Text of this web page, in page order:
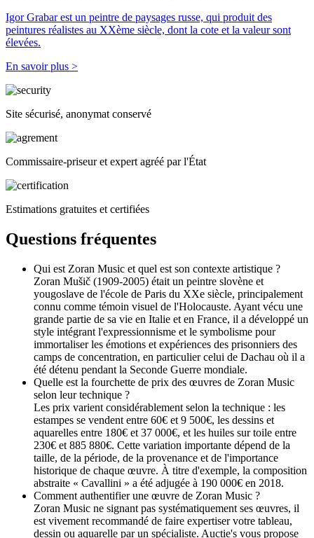
Igor Grabar est un peintre de paysages russe, qui produit des
peintures réalistes au XXème siècle, dont la cote et la valeur sont
élevées.
En savoir plus >
Site sécurisé, anonymat conservé
Commissaire-priseur et expert agréé par l'État
Estimations gratuites et certifiées
Questions fréquentes
Qui est Zoran Music et quel est son contexte artistique ?
Zoran Mušič (1909-2005) était un peintre slovène et
yougoslave de l'école de Paris du XXe siècle, principalement
connu comme témoin visuel de l'Holocauste. Ayant vécu une
grande partie de sa vie en Italie et en France, il a développé un
style intégrant l'expressionnisme et le symbolisme pour
immortaliser les émotions et expériences des prisonniers des
camps de concentration, en particulier celui de Dachau où il a
été détenu pendant la Seconde Guerre mondiale.
Quelle est la fourchette de prix des œuvres de Zoran Music
selon leur technique ?
Les prix varient considérablement selon la technique : les
estampes se vendent entre 60€ et 9 500€, les dessins et
aquarelles entre 180€ et 37 000€, et les huiles sur toile entre
230€ et 885 880€. Cette variation importante dépend de la
taille, de la période, de la provenance et de l'importance
historique de chaque œuvre. À titre d'exemple, la composition
abstraite « Cavallini » a été adjugée à 190 000€ en 2018.
Comment authentifier une œuvre de Zoran Music ?
Zoran Music ne signant pas systématiquement ses œuvres, il
est vivement recommandé de faire expertiser votre tableau,
dessin ou aquarelle par un spécialiste. Auctie's vous propose